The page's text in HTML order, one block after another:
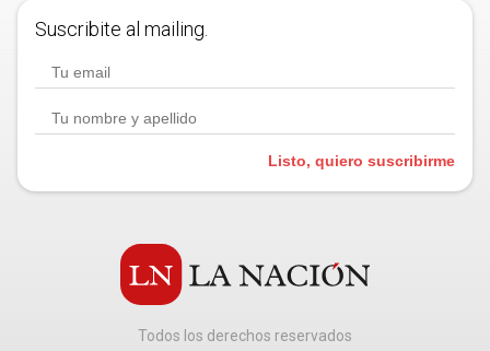
Suscribite al mailing.
Listo, quiero suscribirme
Todos los derechos reservados